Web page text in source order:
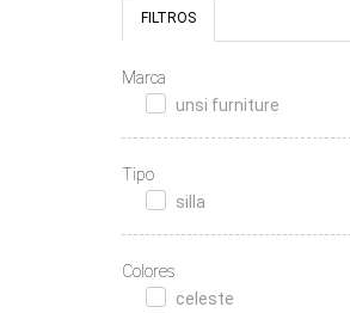
FILTROS
Marca
unsi furniture
Tipo
silla
Colores
celeste